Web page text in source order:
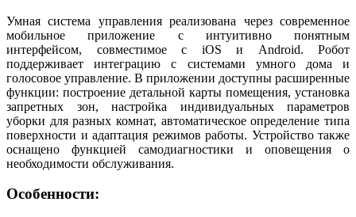
Умная система управления реализована через современное
мобильное приложение с интуитивно понятным
интерфейсом, совместимое с iOS и Android. Робот
поддерживает интеграцию с системами умного дома и
голосовое управление. В приложении доступны расширенные
функции: построение детальной карты помещения, установка
запретных зон, настройка индивидуальных параметров
уборки для разных комнат, автоматическое определение типа
поверхности и адаптация режимов работы. Устройство также
оснащено функцией самодиагностики и оповещения о
необходимости обслуживания.
Особенности: